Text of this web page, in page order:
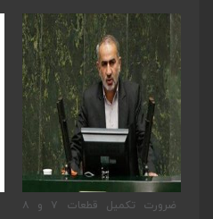
ضرورت تکمیل قطعات ۷ و ۸